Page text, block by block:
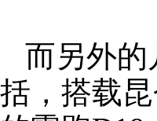
而另外的
括，搭载